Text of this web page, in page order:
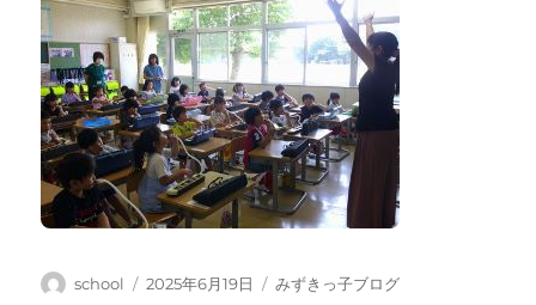
投
school
投
2025年6月19日
カ
みずきっ子ブログ